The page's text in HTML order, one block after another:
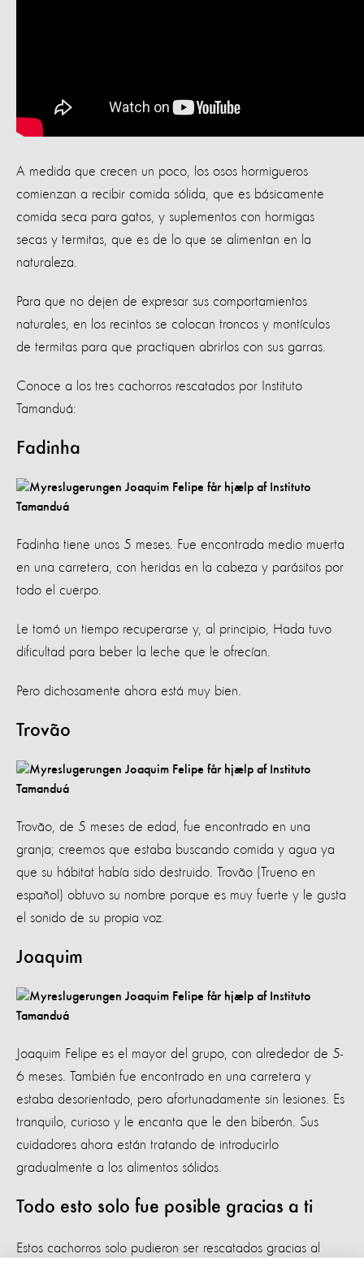
A medida que crecen un poco, los osos hormigueros
comienzan a recibir comida sólida, que es básicamente
comida seca para gatos, y suplementos con hormigas
secas y termitas, que es de lo que se alimentan en la
naturaleza.
Para que no dejen de expresar sus comportamientos
naturales, en los recintos se colocan troncos y montículos
de termitas para que practiquen abrirlos con sus garras.
Conoce a los tres cachorros rescatados por Instituto
Tamanduá:
Fadinha
Fadinha tiene unos 5 meses. Fue encontrada medio muerta
en una carretera, con heridas en la cabeza y parásitos por
todo el cuerpo.
Le tomó un tiempo recuperarse y, al principio, Hada tuvo
dificultad para beber la leche que le ofrecían.
Pero dichosamente ahora está muy bien.
Trovão
Trovão, de 5 meses de edad, fue encontrado en una
granja; creemos que estaba buscando comida y agua ya
que su hábitat había sido destruido. Trovão (Trueno en
español) obtuvo su nombre porque es muy fuerte y le gusta
el sonido de su propia voz.
Joaquim
Joaquim Felipe es el mayor del grupo, con alrededor de 5-
6 meses. También fue encontrado en una carretera y
estaba desorientado, pero afortunadamente sin lesiones. Es
tranquilo, curioso y le encanta que le den biberón. Sus
cuidadores ahora están tratando de introducirlo
gradualmente a los alimentos sólidos.
Todo esto solo fue posible gracias a ti
Estos cachorros solo pudieron ser rescatados gracias al